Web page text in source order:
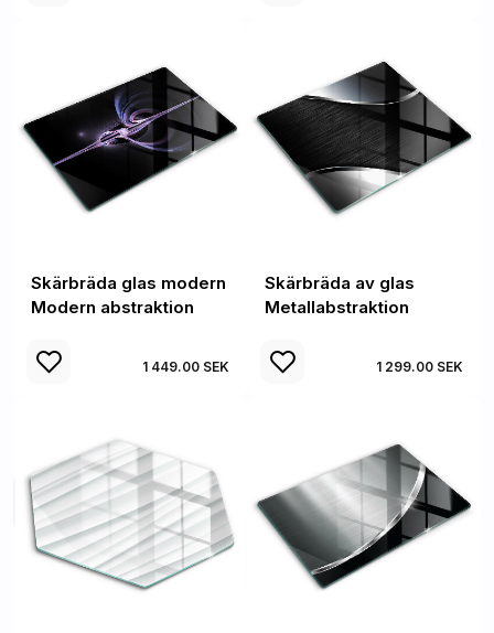
Skärbräda glas modern
Modern abstraktion
1 449.00 SEK
Skärbräda av glas
Metallabstraktion
1 299.00 SEK